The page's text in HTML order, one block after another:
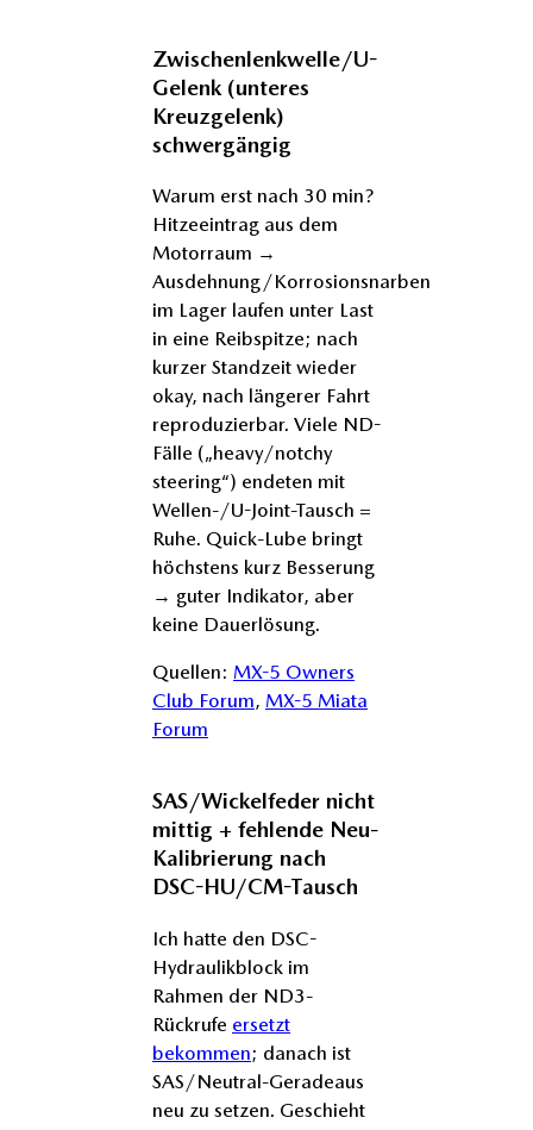
Zwischenlenkwelle/U-
Gelenk (unteres
Kreuzgelenk)
schwergängig
Warum erst nach 30 min?
Hitzeeintrag aus dem
Motorraum →
Ausdehnung/Korrosionsnarben
im Lager laufen unter Last
in eine Reibspitze; nach
kurzer Standzeit wieder
okay, nach längerer Fahrt
reproduzierbar. Viele ND-
Fälle („heavy/notchy
steering“) endeten mit
Wellen-/U-Joint-Tausch =
Ruhe. Quick-Lube bringt
höchstens kurz Besserung
→ guter Indikator, aber
keine Dauerlösung.
Quellen: MX-5 Owners
Club Forum, MX-5 Miata
Forum
SAS/Wickelfeder nicht
mittig + fehlende Neu-
Kalibrierung nach
DSC-HU/CM-Tausch
Ich hatte den DSC-
Hydraulikblock im
Rahmen der ND3-
Rückrufe ersetzt
bekommen; danach ist
SAS/Neutral-Geradeaus
neu zu setzen. Geschieht